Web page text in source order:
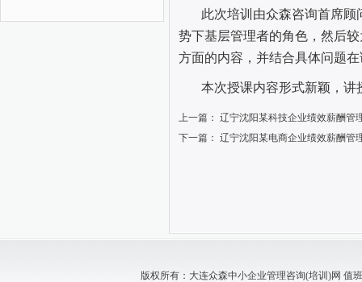
此次培训由众森咨询首席
势下基层管理者的角色，然后
方面的内容，并结合具体问题
本次授课内容形式新颖，
上一篇： 辽宁沈阳某科技企业绩效薪酬管
下一篇： 辽宁沈阳某电商企业绩效薪酬管
版权所有：大连众森中小企业管理咨询(培训)网 值